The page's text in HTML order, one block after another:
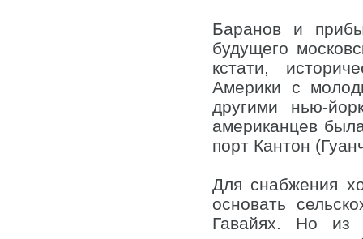
Баранов и
будущего
кстати,
Америки с
другими нью-
американцев
порт Кантон
Для снабжения
основать
Гавайях. Но из